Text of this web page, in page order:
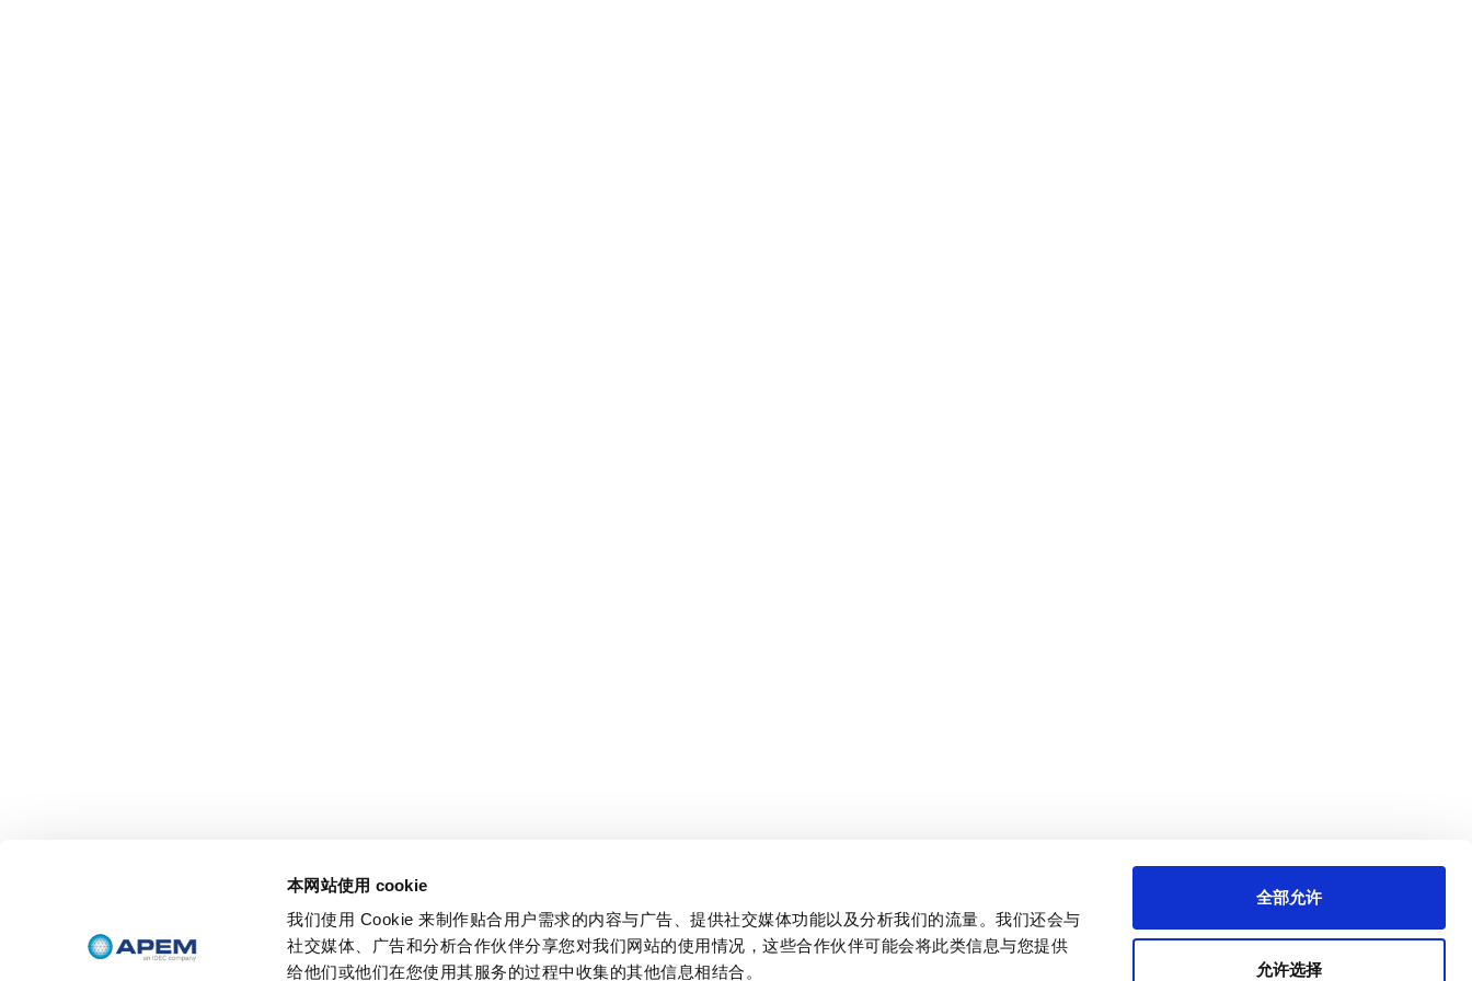
本网站使用 cookie
我们使用 Cookie 来制作贴合用户需求的内容与广告、提供社交媒体功能以及分析我们的流量。我们还会与
社交媒体、广告和分析合作伙伴分享您对我们网站的使用情况，这些合作伙伴可能会将此类信息与您提供
给他们或他们在您使用其服务的过程中收集的其他信息相结合。
全部允许
允许选择